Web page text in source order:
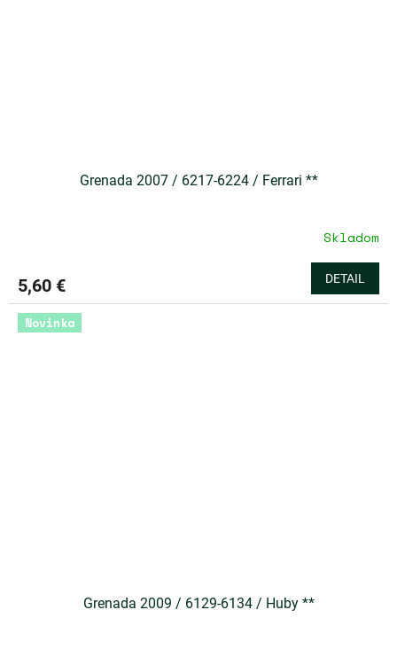
Grenada 2007 / 6217-6224 / Ferrari **
Skladom
5,60 € DETAIL
Novinka
Grenada 2009 / 6129-6134 / Huby **